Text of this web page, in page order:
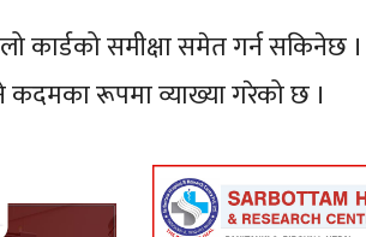
कार्डको समीक्षा समेत गर्न सकिनेछ
कदमका रूपमा व्याख्या गरेको छ ।